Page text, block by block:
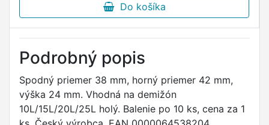
Do košíka
Podrobný popis
Spodný priemer 38 mm, horný priemer 42 mm,
výška 24 mm. Vhodná na demižón
10L/15L/20L/25L holý. Balenie po 10 ks, cena za 1